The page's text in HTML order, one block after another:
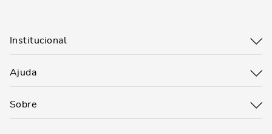
Institucional
Ajuda
Sobre